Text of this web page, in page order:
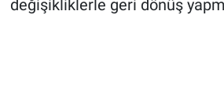
değişikliklerle geri dönüş